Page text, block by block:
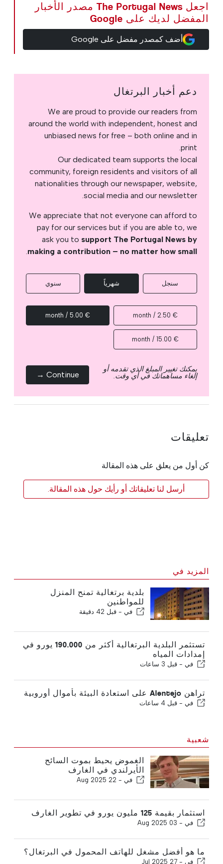
اجعل The Portugal News مصدر الأخبار
المفضل لديك على Google
أضف كمصدر مفضل على Google
دعم أخبار البرتغال
We are proud to provide our readers from
around the world with independent, honest and
unbiased news for free – both online and in
print.
Our dedicated team supports the local
community, foreign residents and visitors of all
nationalities through our newspaper, website,
social media and our newsletter.
We appreciate that not everyone can afford to
pay for our services but if you are able to, we
ask you to support The Portugal News by
making a contribution – no matter how small
.
سنجل شهرياً سنوي
€ 2.50 / month
€ 5.00 / month
€ 15.00 / month
يمكنك تغيير المبلغ الذي تقدمه أو
إلغاء مساهماتك في أي وقت. Continue →
تعليقات
كن أول من يعلق على هذه المقالة
أرسل لنا تعليقاتك أو رأيك حول هذه المقالة.
المزيد في
بلدية برتغالية تمنح المنزل
للمواطنين
في - قبل 42 دقيقة
تستثمر البلدية البرتغالية أكثر من 190.000 يورو في
إمدادات المياه
في - قبل 3 ساعات
تراهن Alentejo على استعادة البيئة بأموال أوروبية
في - قبل 4 ساعات
شعبية
الغموض يحيط بموت السائح
الأيرلندي في الغارف
في - 22 Aug 2025
استثمار بقيمة 125 مليون يورو في تطوير الغارف
في - 03 Aug 2025
ما هو أفضل مشغل للهاتف المحمول في البرتغال؟
في - 27 Jul 2025